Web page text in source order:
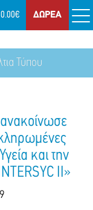
0.00€ ΔΩΡΕΑ
Τύπου
και την
II»